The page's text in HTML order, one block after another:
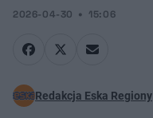
2026-04-30 15:06
Redakcja Eska Regiony